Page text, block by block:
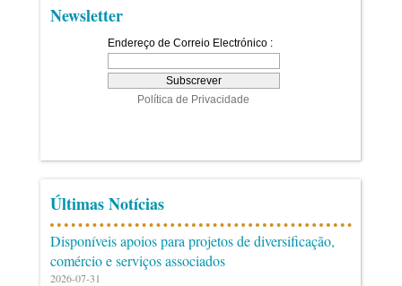
Newsletter
Últimas Notícias
Disponíveis apoios para projetos de diversificação,
comércio e serviços associados
2026-07-31